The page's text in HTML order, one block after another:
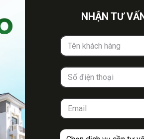
NHẬN TƯ
chốt trong quá trình chuyển
quản lý, sản xuất và bán
cải thiện trải nghiệm khách
(Software as a Service), tạo
cận các công nghệ tiên tiến mà